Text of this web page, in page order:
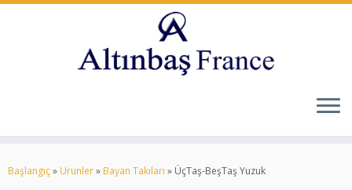
content
Başlangıç» Urunler» Bayan Takıları » ÜçTaş-BeşTaş Yuzuk